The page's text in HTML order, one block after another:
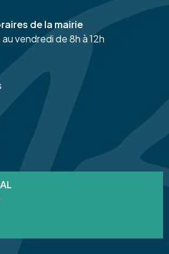
de la mairie
au vendredi de 8h à 12h